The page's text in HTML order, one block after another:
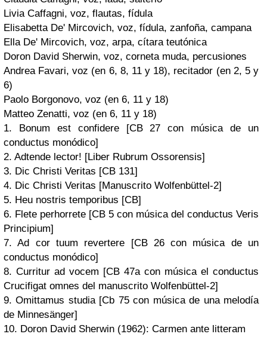
Livia Caffagni, voz, flautas, fídula
Elisabetta De' Mircovich, voz, fídula, zanfoña, campana
Ella De' Mircovich, voz, arpa, cítara teutónica
Doron David Sherwin, voz, corneta muda, percusiones
Andrea Favari,voz (en 6, 8, 11 y 18), recitador (en 2, 5 y
6)
Paolo Borgonovo, voz (en 6, 11 y 18)
Matteo Zenatti, voz (en 6, 11 y 18)
1. Bonum est confidere [CB 27 con música de un
conductus monódico]
2. Adtende lector! [Liber Rubrum Ossorensis]
3. Dic Christi Veritas [CB 131]
4. Dic Christi Veritas [Manuscrito Wolfenbüttel-2]
5. Heu nostris temporibus [CB]
6. Flete perhorrete [CB 5 con música del conductus Veris
Principium]
7. Ad cor tuum revertere [CB 26 con música de un
conductus monódico]
8. Curritur ad vocem [CB 47a con música el conductus
Crucifigat omnes del manuscrito Wolfenbüttel-2]
9. Omittamus studia [Cb 75 con música de una melodía
de Minnesänger]
10. Doron David Sherwin (1962): Carmen ante litteram